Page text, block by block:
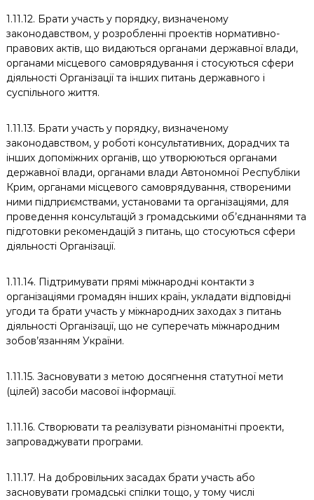
1.11.12. Брати участь у порядку, визначеному
законодавством, у розробленні проектів нормативно-
правових актів, що видаються органами державної влади,
органами місцевого самоврядування і стосуються сфери
діяльності Організації та інших питань державного і
суспільного життя.
1.11.13. Брати участь у порядку, визначеному
законодавством, у роботі консультативних, дорадчих та
інших допоміжних органів, що утворюються органами
державної влади, органами влади Автономної Республіки
Крим, органами місцевого самоврядування, створеними
ними підприємствами, установами та організаціями, для
проведення консультацій з громадськими об’єднаннями та
підготовки рекомендацій з питань, що стосуються сфери
діяльності Організації.
1.11.14. Підтримувати прямі міжнародні контакти з
організаціями громадян інших країн, укладати відповідні
угоди та брати участь у міжнародних заходах з питань
діяльності Організації, що не суперечать міжнародним
зобов’язанням України.
1.11.15. Засновувати з метою досягнення статутної мети
(цілей) засоби масової інформації.
1.11.16. Створювати та реалізувати різноманітні проекти,
запроваджувати програми.
1.11.17. На добровільних засадах брати участь або
засновувати громадські спілки тощо, у тому числі